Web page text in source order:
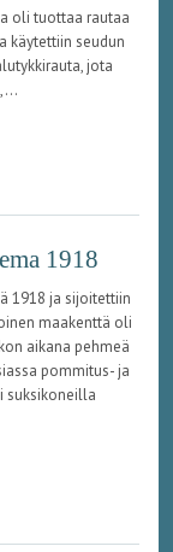
oli tuottaa rautaa
käytettiin seudun
jota
1918
1918 ja sijoitettiin
maakenttä oli
aikana pehmeä
pommitus- ja
suksikoneilla